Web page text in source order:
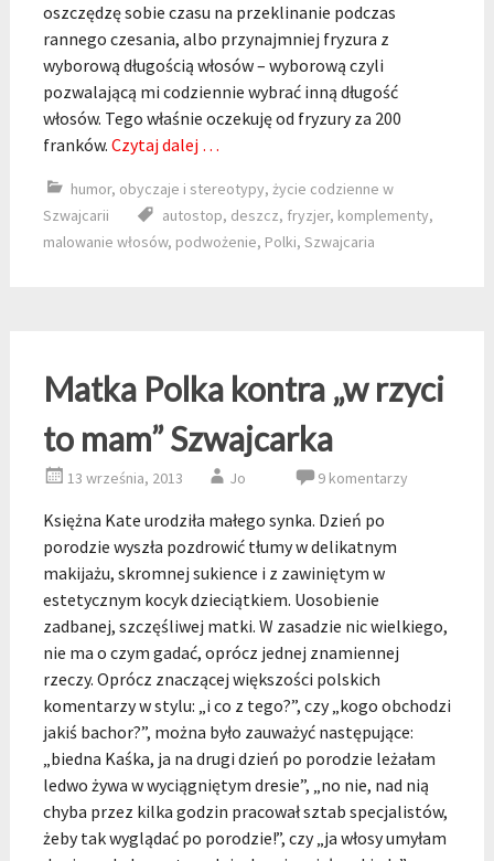
oszczędzę sobie czasu na przeklinanie podczas
rannego czesania, albo przynajmniej fryzura z
wyborową długością włosów – wyborową czyli
pozwalającą mi codziennie wybrać inną długość
włosów. Tego właśnie oczekuję od fryzury za 200
franków. Czytaj dalej …
humor, obyczaje i stereotypy, życie codzienne w
Szwajcarii
autostop, deszcz, fryzjer, komplementy,
malowanie włosów, podwożenie, Polki, Szwajcaria
Matka Polka kontra „w rzyci
to mam” Szwajcarka
13 września, 2013 Jo 9 komentarzy
Księżna Kate urodziła małego synka. Dzień po
porodzie wyszła pozdrowić tłumy w delikatnym
makijażu, skromnej sukience i z zawiniętym w
estetycznym kocyk dzieciątkiem. Uosobienie
zadbanej, szczęśliwej matki. W zasadzie nic wielkiego,
nie ma o czym gadać, oprócz jednej znamiennej
rzeczy. Oprócz znaczącej większości polskich
komentarzy w stylu: „i co z tego?”, czy „kogo obchodzi
jakiś bachor?”, można było zauważyć następujące:
„biedna Kaśka, ja na drugi dzień po porodzie leżałam
ledwo żywa w wyciągniętym dresie”, „no nie, nad nią
chyba przez kilka godzin pracował sztab specjalistów,
żeby tak wyglądać po porodzie!”, czy „ja włosy umyłam